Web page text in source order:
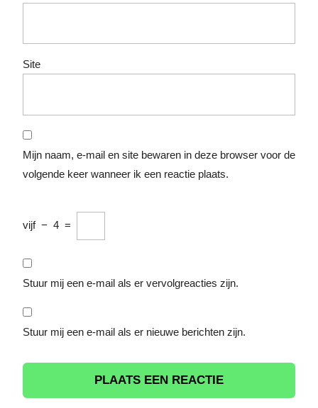
Site
Mijn naam, e-mail en site bewaren in deze browser voor de
volgende keer wanneer ik een reactie plaats.
vijf − 4 =
Stuur mij een e-mail als er vervolgreacties zijn.
Stuur mij een e-mail als er nieuwe berichten zijn.